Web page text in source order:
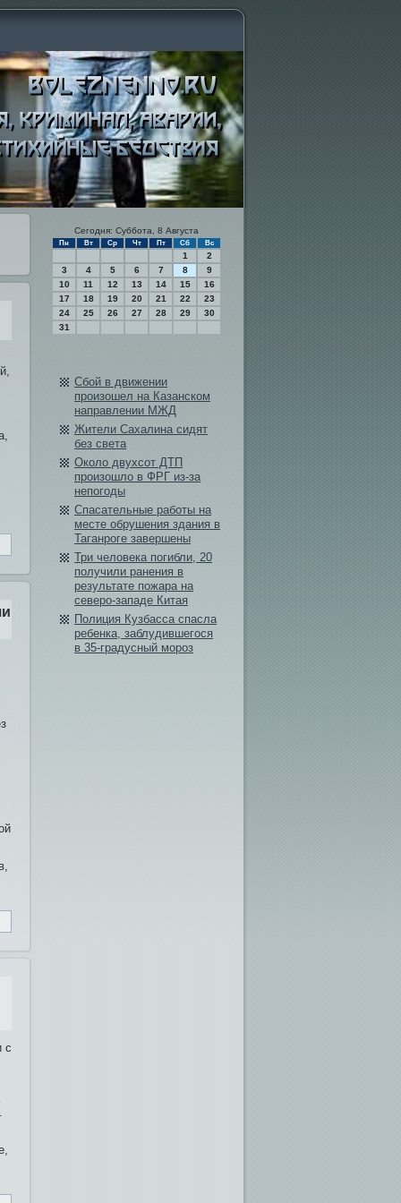
с
Сегодня: Суббота, 8 Августа
Пн Вт Ср Чт Пт Сб Вс
1
2
3
4 5 6 7 8
9
10
11 12 13 14 15
16
17
18 19 20 21 22
23
24
25 26 27 28 29
30
31
Сбой в дви­жении
произошел на Казанском
направлении МЖД
Жители Сахалина сидят
бе­з света
Около двухсот ДТП
произошло в ФРГ из-за
непогоды
Спасательные работы на
месте обрушения здания в
Таганроге завершены
Три человека погибли, 20
получили ранения в
результате пожара на
северо-западе Китая
Полиция Кузбасса спасла
ребе­нка, заблуди­вшегося
в 35-градусный мороз